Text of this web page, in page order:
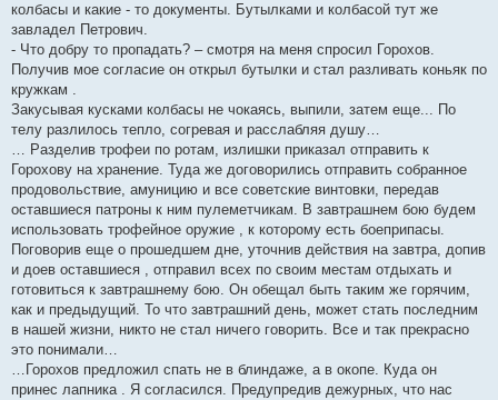
колбасы и какие - то документы. Бутылками и колбасой тут же
завладел Петрович.
- Что добру то пропадать? – смотря на меня спросил Горохов.
Получив мое согласие он открыл бутылки и стал разливать коньяк по
кружкам .
Закусывая кусками колбасы не чокаясь, выпили, затем еще... По
телу разлилось тепло, согревая и расслабляя душу…
… Разделив трофеи по ротам, излишки приказал отправить к
Горохову на хранение. Туда же договорились отправить собранное
продовольствие, амуницию и все советские винтовки, передав
оставшиеся патроны к ним пулеметчикам. В завтрашнем бою будем
использовать трофейное оружие , к которому есть боеприпасы.
Поговорив еще о прошедшем дне, уточнив действия на завтра, допив
и доев оставшиеся , отправил всех по своим местам отдыхать и
готовиться к завтрашнему бою. Он обещал быть таким же горячим,
как и предыдущий. То что завтрашний день, может стать последним
в нашей жизни, никто не стал ничего говорить. Все и так прекрасно
это понимали…
…Горохов предложил спать не в блиндаже, а в окопе. Куда он
принес лапника . Я согласился. Предупредив дежурных, что нас